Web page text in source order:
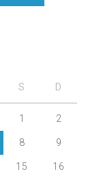
S D
1 2
8 9
15 16